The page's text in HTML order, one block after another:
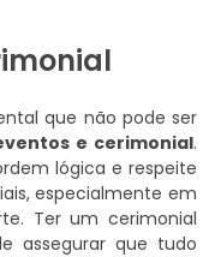
que não pode ser
e cerimonial.
lógica e respeite
especialmente em
Ter um cerimonial
assegurar que tudo